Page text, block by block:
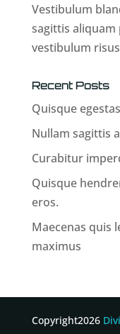
Vestibulum
sagittis
vestibulum
Recent Posts
Quisque
Nullam sagittis
Curabitur
Quisque
eros.
Maecenas quis
maximus
Copyright2026